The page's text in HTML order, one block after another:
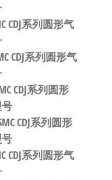
CDJ系列圆形气
CDJ系列圆形气
CDJ系列圆形
CDJ系列圆形
CDJ系列圆形气